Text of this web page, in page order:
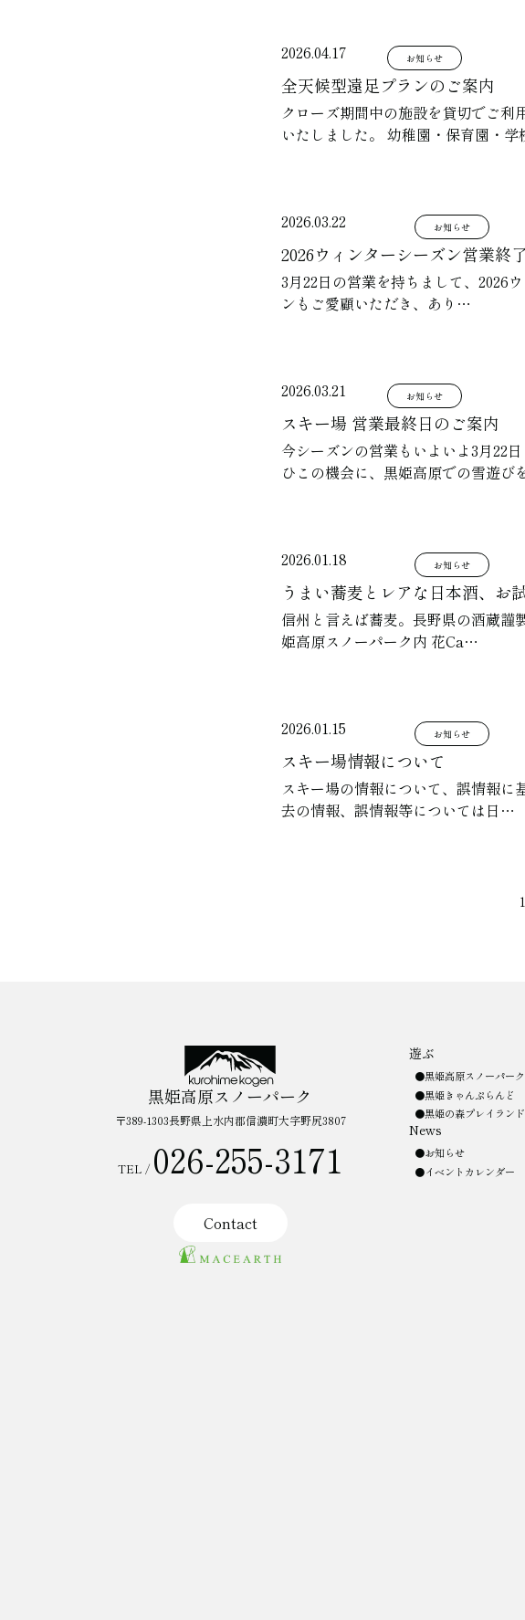
2026.04.17 お知らせ
全天候型遠足プランのご案内
クローズ期間中の施設を貸切でご
いたしました。 幼稚園・保育園・
2026.03.22 お知らせ
2026ウィンターシーズン営業終
3月22日の営業を持ちまして、2026
ンもご愛顧いただき、あり…
2026.03.21 お知らせ
スキー場 営業最終日のご案内
今シーズンの営業もいよいよ3月22
ひこの機会に、黒姫高原での雪遊び
2026.01.18 お知らせ
うまい蕎麦とレアな日本酒、お
信州と言えば蕎麦。長野県の酒蔵謹
姫高原スノーパーク内 花Ca…
2026.01.15 お知らせ
スキー場情報について
スキー場の情報について、誤情報
去の情報、誤情報等については日…
1
黒姫高原スノーパーク
〒389-1303長野県上水内郡信濃町大字野尻3807
TEL / 026-255-3171
Contact
遊ぶ
黒姫高原スノーパーク
黒姫きゃんぷらんど
黒姫の森プレイラン
News
お知らせ
イベントカレンダー